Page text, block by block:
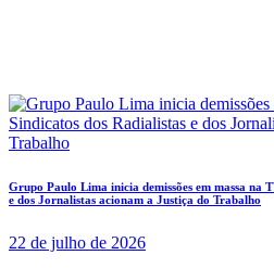
Grupo Paulo Lima inicia demissões em massa na
e dos Jornalistas acionam a Justiça do Trabalho
22 de julho de 2026